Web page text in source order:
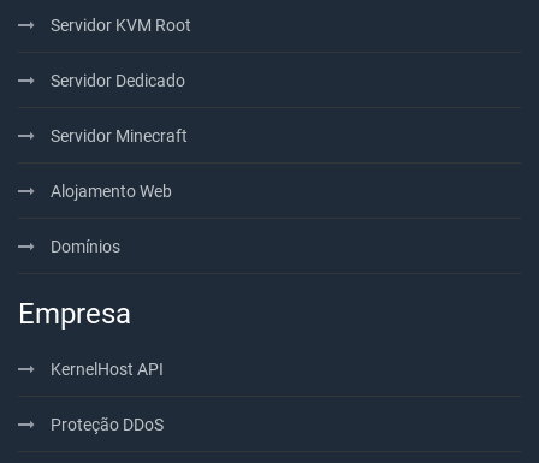
Servidor KVM Root
Servidor Dedicado
Servidor Minecraft
Alojamento Web
Domínios
Empresa
KernelHost API
Proteção DDoS